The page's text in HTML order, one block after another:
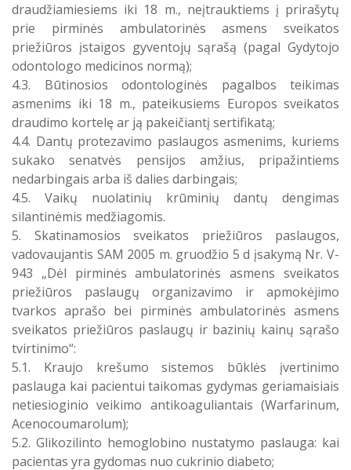
draudžiamiesiems iki 18 m., neįtrauktiems į prirašytų
prie pirminės ambulatorinės asmens sveikatos
priežiūros įstaigos gyventojų sąrašą (pagal Gydytojo
odontologo medicinos normą);
4.3. Būtinosios odontologinės pagalbos teikimas
asmenims iki 18 m., pateikusiems Europos sveikatos
draudimo kortelę ar ją pakeičiantį sertifikatą;
4.4. Dantų protezavimo paslaugos asmenims, kuriems
sukako senatvės pensijos amžius, pripažintiems
nedarbingais arba iš dalies darbingais;
4.5. Vaikų nuolatinių krūminių dantų dengimas
silantinėmis medžiagomis.
5. Skatinamosios sveikatos priežiūros paslaugos,
vadovaujantis SAM 2005 m. gruodžio 5 d įsakymą Nr. V-
943 „Dėl pirminės ambulatorinės asmens sveikatos
priežiūros paslaugų organizavimo ir apmokėjimo
tvarkos aprašo bei pirminės ambulatorinės asmens
sveikatos priežiūros paslaugų ir bazinių kainų sąrašo
tvirtinimo“:
5.1. Kraujo krešumo sistemos būklės įvertinimo
paslauga kai pacientui taikomas gydymas geriamaisiais
netiesioginio veikimo antikoaguliantais (Warfarinum,
Acenocoumarolum);
5.2. Glikozilinto hemoglobino nustatymo paslauga: kai
pacientas yra gydomas nuo cukrinio diabeto;